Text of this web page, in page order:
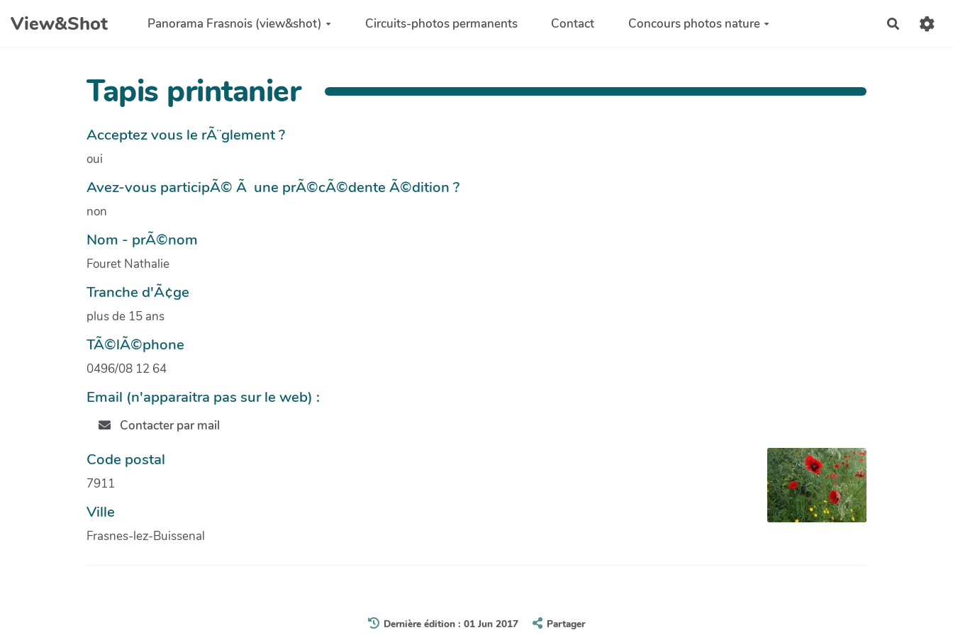
Aller au contenu principal
View&Shot Panorama Frasnois (view&shot) Circuits-photos permanents Contact Concours photos nature
Tapis printanier
Acceptez vous le rÃ¨glement ?
oui
Avez-vous participÃ© Ã une prÃ©cÃ©dente Ã©dition ?
non
Nom - prÃ©nom
Fouret Nathalie
Tranche d'Ã¢ge
plus de 15 ans
TÃ©lÃ©phone
0496/08 12 64
Email (n'apparaitra pas sur le web) :
Contacter par mail
Code postal
7911
Ville
Frasnes-lez-Buissenal
Dernière édition : 01 Jun 2017 Partager